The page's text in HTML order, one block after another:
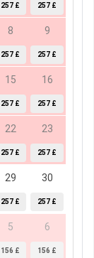
257 £ 257 £
8
257 £
9
257 £
15
257 £
16
257 £
22
257 £
23
257 £
29
257 £
30
257 £
5
156 £
6
156 £